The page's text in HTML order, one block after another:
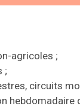
agricoles ;
;
circuits
hebdomadaire